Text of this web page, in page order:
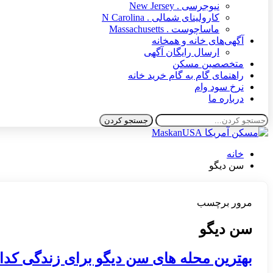
نیوجرسی . New Jersey
کارولینای شمالی . N Carolina
ماساچوست . Massachusetts
آگهی‌های خانه و همخانه
ارسال رایگان آگهی
متخصصین مسکن
راهنمای گام به گام خرید خانه
نرخ سود وام
درباره ما
خانه
سن دیگو
مرور برچسب
سن دیگو
بهترین محله های سن دیگو برای زندگی